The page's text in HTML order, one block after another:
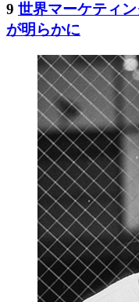
9 世界マーケティ
が明らかに